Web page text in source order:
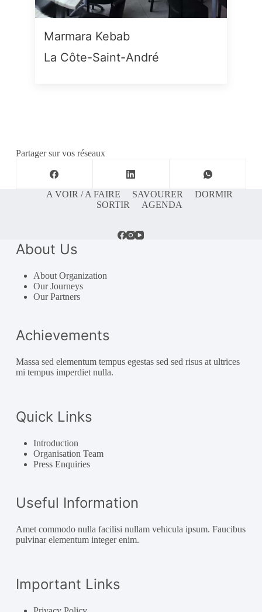
Marmara Kebab
La Côte-Saint-André
Partager sur vos réseaux
A VOIR / A FAIRE SAVOURER
DORMIR
SORTIR
AGENDA
About Us
About Organization
Our Journeys
Our Partners
Achievements
Massa sed elementum tempus egestas sed sed risus at ultrices
mi tempus imperdiet nulla.
Quick Links
Introduction
Organisation Team
Press Enquiries
Useful Information
Amet commodo nulla facilisi nullam vehicula ipsum. Faucibus
pulvinar elementum integer enim.
Important Links